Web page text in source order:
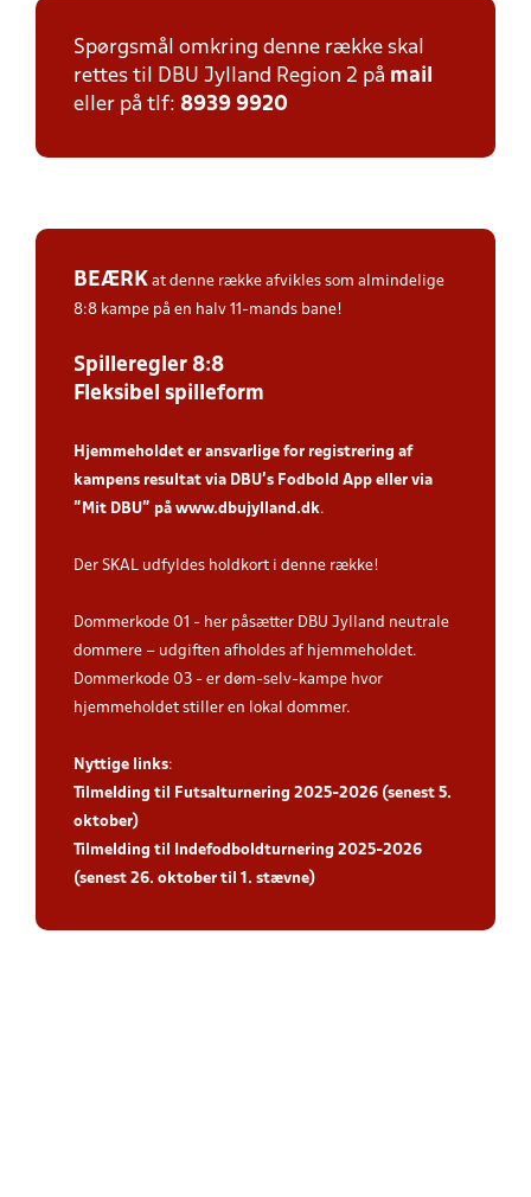
Spørgsmål omkring denne række skal
rettes til DBU Jylland Region 2 på mail
eller på tlf: 8939 9920
BEÆRK at denne række afvikles som almindelige
8:8 kampe på en halv 11-mands bane!
Spilleregler 8:8
Fleksibel spilleform
Hjemmeholdet er ansvarlige for registrering af
kampens resultat via DBU’s Fodbold App eller via
”Mit DBU” på www.dbujylland.dk.
Der SKAL udfyldes holdkort i denne række!
Dommerkode 01 - her påsætter DBU Jylland neutrale
dommere – udgiften afholdes af hjemmeholdet.
Dommerkode 03 - er døm-selv-kampe hvor
hjemmeholdet stiller en lokal dommer.
Nyttige links:
Tilmelding til Futsalturnering 2025-2026 (senest 5.
oktober)
Tilmelding til Indefodboldturnering 2025-2026
(senest 26. oktober til 1. stævne)